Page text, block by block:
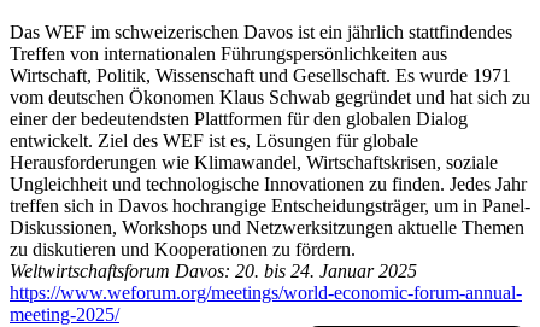
Das WEF im schweizerischen Davos ist ein jährlich stattfindendes
Treffen von internationalen Führungspersönlichkeiten aus
Wirtschaft, Politik, Wissenschaft und Gesellschaft. Es wurde 1971
vom deutschen Ökonomen Klaus Schwab gegründet und hat sich zu
einer der bedeutendsten Plattformen für den globalen Dialog
entwickelt. Ziel des WEF ist es, Lösungen für globale
Herausforderungen wie Klimawandel, Wirtschaftskrisen, soziale
Ungleichheit und technologische Innovationen zu finden. Jedes Jahr
treffen sich in Davos hochrangige Entscheidungsträger, um in Panel-
Diskussionen, Workshops und Netzwerksitzungen aktuelle Themen
zu diskutieren und Kooperationen zu fördern.
Weltwirtschaftsforum Davos: 20. bis 24. Januar 2025
https://www.weforum.org/meetings/world-economic-forum-annual-
meeting-2025/